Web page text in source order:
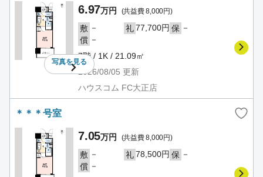
写真を見る
6.97万円 (共益費 8,000円)
敷 － 礼77,700円 保 －
償 －
7階 / 1K / 21.09㎡
2026/08/05 更新
ハウスコム FC大正店
＊＊＊号室
7.05万円 (共益費 8,000円)
敷 － 礼78,500円 保 －
償 －